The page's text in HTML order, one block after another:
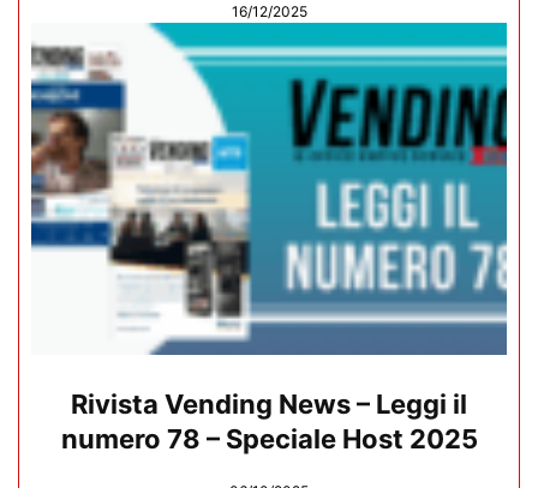
16/12/2025
Rivista Vending News – Leggi il
numero 78 – Speciale Host 2025